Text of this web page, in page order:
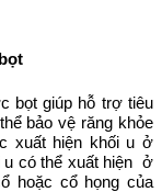
bọt giúp hỗ trợ tiêu
bảo vệ răng khỏe
xuất hiện khối u ở
u có thể xuất hiện ở
hoặc cổ họng của